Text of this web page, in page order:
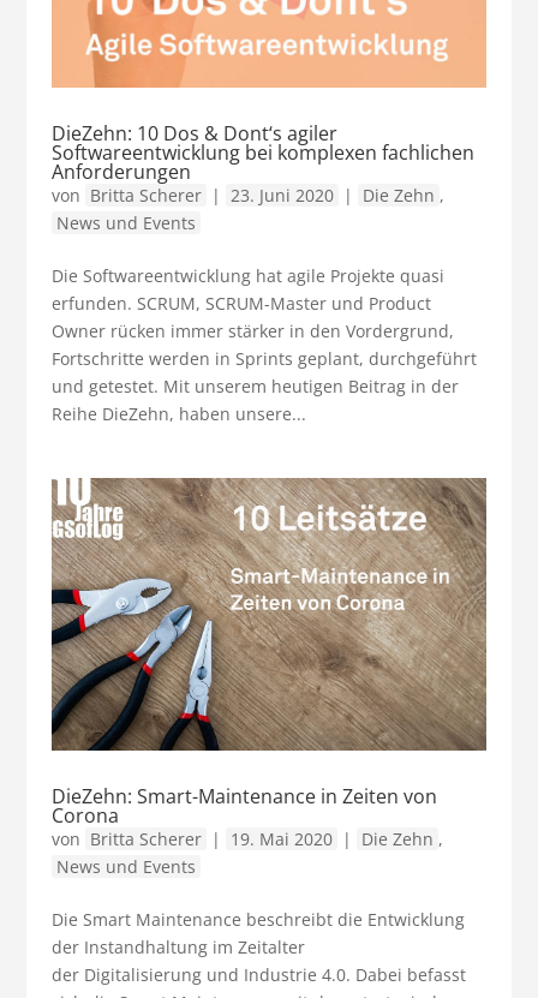
DieZehn: 10 Dos & Dont‘s agiler
Softwareentwicklung bei komplexen fachlichen
Anforderungen
von Britta Scherer | 23. Juni 2020 | Die Zehn ,
News und Events
Die Softwareentwicklung hat agile Projekte quasi
erfunden. SCRUM, SCRUM-Master und Product
Owner rücken immer stärker in den Vordergrund,
Fortschritte werden in Sprints geplant, durchgeführt
und getestet. Mit unserem heutigen Beitrag in der
Reihe DieZehn, haben unsere...
DieZehn: Smart-Maintenance in Zeiten von
Corona
von Britta Scherer | 19. Mai 2020 | Die Zehn ,
News und Events
Die Smart Maintenance beschreibt die Entwicklung
der Instandhaltung im Zeitalter
der Digitalisierung und Industrie 4.0. Dabei befasst